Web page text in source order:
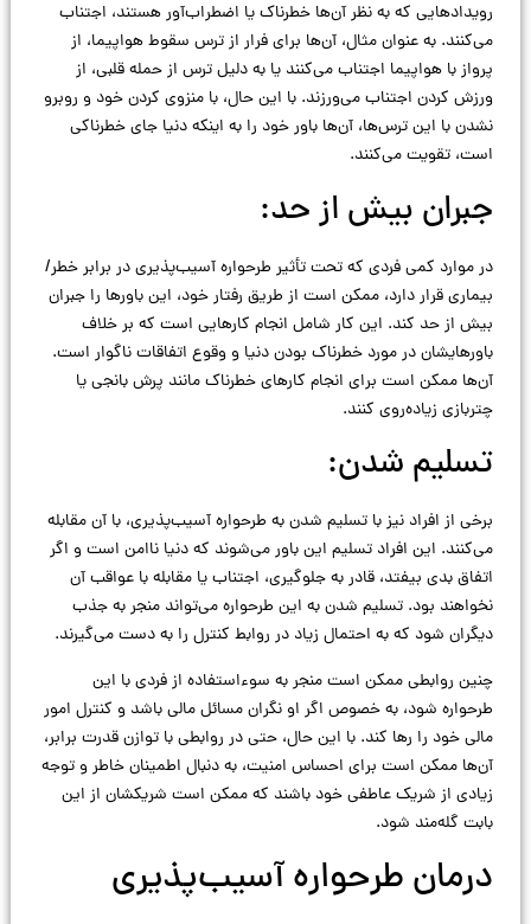
رویدادهایی که به نظر آن‌ها خطرناک یا اضطراب‌آور هستند، اجتناب
می‌کنند. به عنوان مثال، آن‌ها برای فرار از ترس سقوط هواپیما، از
پرواز با هواپیما اجتناب می‌کنند یا به دلیل ترس از حمله قلبی، از
ورزش کردن اجتناب می‌ورزند. با این حال، با منزوی کردن خود و روبرو
نشدن با این ترس‌ها، آن‌ها باور خود را به اینکه دنیا جای خطرناکی
است، تقویت می‌کنند.
جبران بیش از حد:
در موارد کمی فردی که تحت تأثیر طرحواره آسیب‌پذیری در برابر خطر/
بیماری قرار دارد، ممکن است از طریق رفتار خود، این باورها را جبران
بیش از حد کند. این کار شامل انجام کارهایی است که بر خلاف
باورهایشان در مورد خطرناک بودن دنیا و وقوع اتفاقات ناگوار است.
آن‌ها ممکن است برای انجام کارهای خطرناک مانند پرش بانجی یا
چتربازی زیاده‌روی کنند.
تسلیم شدن:
برخی از افراد نیز با تسلیم شدن به طرحواره آسیب‌پذیری، با آن مقابله
می‌کنند. این افراد تسلیم این باور می‌شوند که دنیا ناامن است و اگر
اتفاق بدی بیفتد، قادر به جلوگیری، اجتناب یا مقابله با عواقب آن
نخواهند بود. تسلیم شدن به این طرحواره می‌تواند منجر به جذب
دیگران شود که به احتمال زیاد در روابط کنترل را به دست می‌گیرند.
چنین روابطی ممکن است منجر به سوءاستفاده از فردی با این
طرحواره شود، به خصوص اگر او نگران مسائل مالی باشد و کنترل امور
مالی خود را رها کند. با این حال، حتی در روابطی با توازن قدرت برابر،
آن‌ها ممکن است برای احساس امنیت، به دنبال اطمینان خاطر و توجه
زیادی از شریک عاطفی خود باشند که ممکن است شریکشان از این
بابت گله‌مند شود.
درمان طرحواره آسیب‌پذیری